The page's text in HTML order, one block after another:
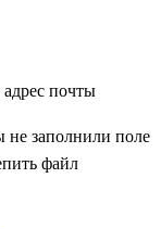
почты
не заполнили поле
файл